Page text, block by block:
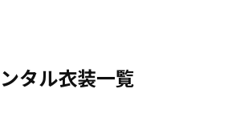
タル衣装一覧